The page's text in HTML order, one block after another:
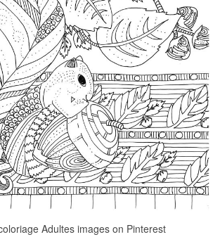
Adultes images on Pinterest